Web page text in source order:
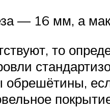
— 16 мм, а
то